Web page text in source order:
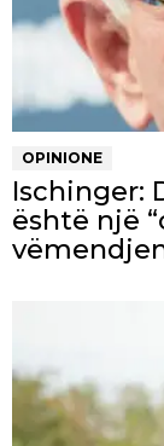
OPINIONE
Ischinger:
është një